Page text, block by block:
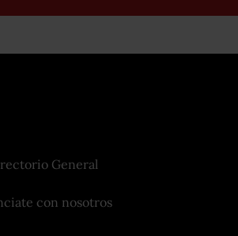
General
con nosotros